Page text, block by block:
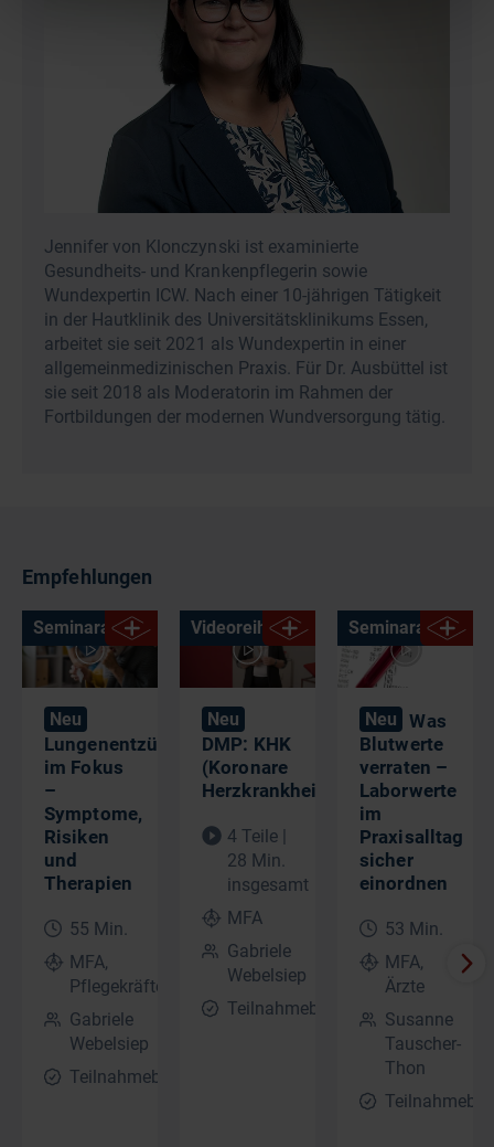
Jennifer von Klonczynski ist examinierte
Gesundheits- und Krankenpflegerin sowie
Wundexpertin ICW. Nach einer 10-jährigen Tätigkeit
in der Hautklinik des Universitätsklinikums Essen,
arbeitet sie seit 2021 als Wundexpertin in einer
allgemeinmedizinischen Praxis. Für Dr. Ausbüttel ist
sie seit 2018 als Moderatorin im Rahmen der
Fortbildungen der modernen Wundversorgung tätig.
Empfehlungen
Neu
Lungenentzündung
im Fokus
–
Symptome,
Risiken
und
Therapien​
55 Min.
MFA,
Pflegekräfte
Gabriele
Webelsiep
Teilnahmebescheinigung
Seminaraufzeichnung
Neu
DMP: KHK
(Koronare
Herzkrankheit)
4 Teile |
28 Min.
insgesamt
MFA
Gabriele
Webelsiep
Teilnahmebescheinigung
Videoreihe
Neu
Was
Blutwerte
verraten –
Laborwerte
im
Praxisalltag
sicher
einordnen
53 Min.
MFA,
Ärzte
Susanne
Tauscher-
Thon